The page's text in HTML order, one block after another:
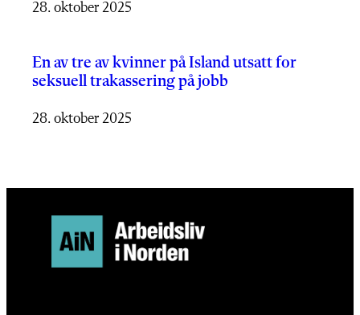
28. oktober 2025
En av tre av kvinner på Island utsatt for
seksuell trakassering på jobb
28. oktober 2025